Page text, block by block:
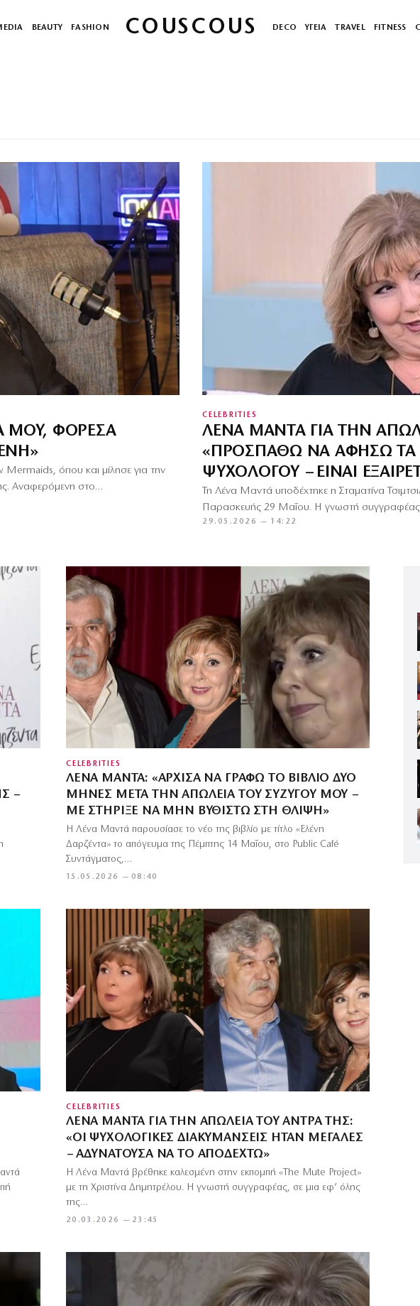
BEAUTY FASHION COUSCOUS DECO ΥΓΕΙΑ TRAVEL FITNESS
ΜΟΥ, ΦΌΡΕΣΑ
όπου και μίλησε για την
Αναφερόμενη στο…
CELEBRITIES
ΛΈΝΑ ΜΑΝΤΆ ΓΙΑ ΤΗΝ
«ΠΡΟΣΠΑΘΏ ΝΑ ΑΦΉΣΩ ΤΑ
ΨΥΧΟΛΌΓΟΥ – ΕΊΝΑΙ
Τη Λένα Μαντά υποδέχτηκε η Σταματίνα
Παρασκευής 29 Μαΐου. Η γνωστή συγγραφέας,
29.05.2026 — 14:22
–
CELEBRITIES
ΛΈΝΑ ΜΑΝΤΆ: «ΆΡΧΙΣΑ ΝΑ ΓΡΆΦΩ ΤΟ ΒΙΒΛΊΟ ΔΎΟ
ΜΉΝΕΣ ΜΕΤΆ ΤΗΝ ΑΠΏΛΕΙΑ ΤΟΥ ΣΥΖΎΓΟΥ ΜΟΥ –
ΜΕ ΣΤΉΡΙΞΕ ΝΑ ΜΗΝ ΒΥΘΙΣΤΏ ΣΤΗ ΘΛΊΨΗ»
15.05.2026 — 08:40
Η Λένα Μαντά παρουσίασε το νέο της βιβλίο με τίτλο «Ελένη
Δαρζέντα» το απόγευμα της Πέμπτης 14 Μαΐου, στο Public Café
Συντάγματος,…
CELEBRITIES
ΛΈΝΑ ΜΑΝΤΆ ΓΙΑ ΤΗΝ ΑΠΏΛΕΙΑ ΤΟΥ ΆΝΤΡΑ ΤΗΣ:
«ΟΙ ΨΥΧΟΛΟΓΙΚΈΣ ΔΙΑΚΥΜΆΝΣΕΙΣ ΉΤΑΝ ΜΕΓΆΛΕΣ
– ΑΔΥΝΑΤΟΎΣΑ ΝΑ ΤΟ ΑΠΟΔΕΧΤΏ»
20.03.2026 — 23:45
Η Λένα Μαντά βρέθηκε καλεσμένη στην εκπομπή «The Mute Project»
με τη Χριστίνα Δημητρέλου. Η γνωστή συγγραφέας, σε μια εφ’ όλης
της…